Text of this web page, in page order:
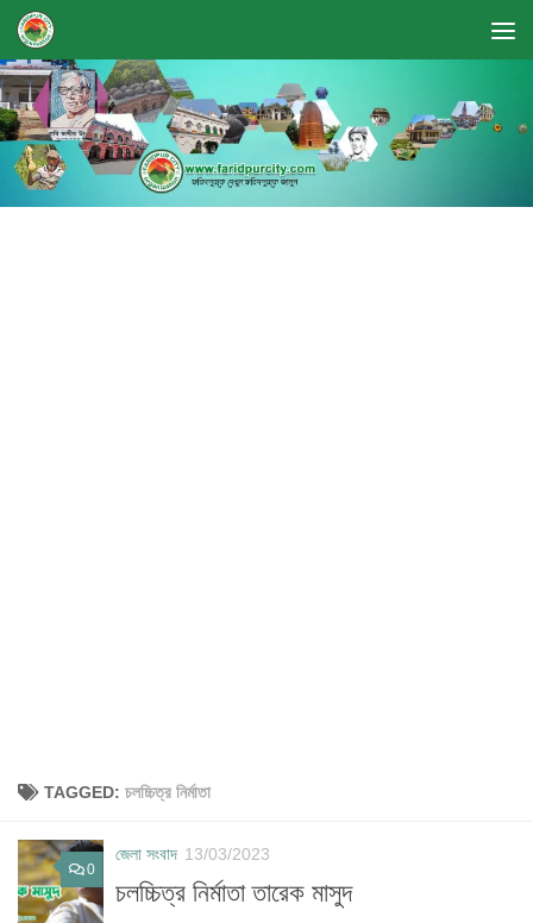
Skip to content
TAGGED: চলচ্চিত্র নির্মাতা
0
জেলা সংবাদ 13/03/2023
চলচ্চিত্র নির্মাতা তারেক মাসুদ